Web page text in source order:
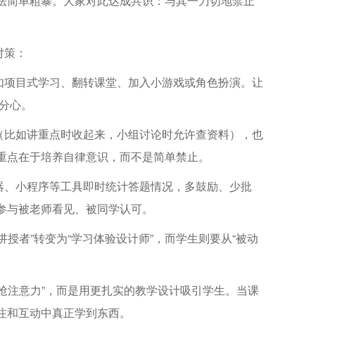
：
目式学习、翻转课堂、加入小游戏或角色扮演。让
心。
如讲重点时收起来，小组讨论时允许查资料），也
在于培养自律意识，而不是简单禁止。
小程序等工具即时统计答题情况，多鼓励、少批
被老师看见、被同学认可。
者”转变为“学习体验设计师”，而学生则要从“被动
意力”，而是用更扎实的教学设计吸引学生。当课
互动中真正学到东西。